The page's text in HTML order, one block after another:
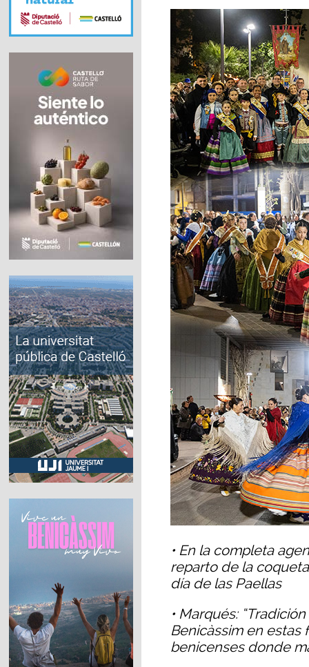
• En la completa
reparto de la
día de las Paellas
• Marqués:
Benicàssim en estas
benicenses donde